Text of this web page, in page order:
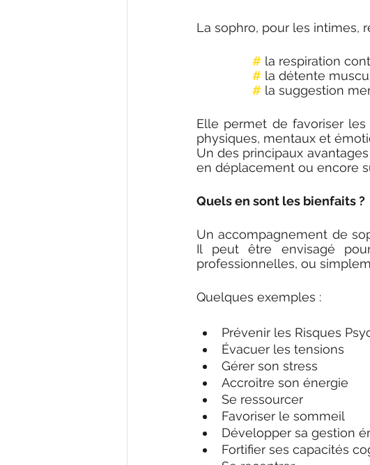
La sophro, pour les intimes,
# la respiration
# la détente
# la suggestion
Elle permet de favoriser les
physiques, mentaux et
Un des principaux
en déplacement ou encore
Quels en sont les bienfaits ?
Un accompagnement de
Il peut être envisagé
professionnelles, ou
Quelques exemples :
Prévenir les Risques
Évacuer les tensions
Gérer son stress
Accroitre son énergie
Se ressourcer
Favoriser le sommeil
Développer sa gestion
Fortifier ses capacités